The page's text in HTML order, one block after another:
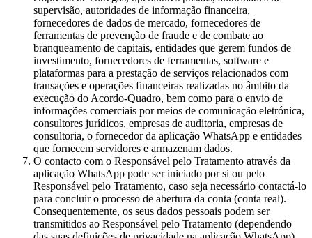
supervisão, autoridades de informação financeira,
fornecedores de dados de mercado, fornecedores de
ferramentas de prevenção de fraude e de combate ao
branqueamento de capitais, entidades que gerem fundos de
investimento, fornecedores de ferramentas, software e
plataformas para a prestação de serviços relacionados com
transações e operações financeiras realizadas no âmbito da
execução do Acordo-Quadro, bem como para o envio de
informações comerciais por meios de comunicação eletrónica,
consultores jurídicos, empresas de auditoria, empresas de
consultoria, o fornecedor da aplicação WhatsApp e entidades
que fornecem servidores e armazenam dados.
O contacto com o Responsável pelo Tratamento através da
aplicação WhatsApp pode ser iniciado por si ou pelo
Responsável pelo Tratamento, caso seja necessário contactá-lo
para concluir o processo de abertura da conta (conta real).
Consequentemente, os seus dados pessoais podem ser
transmitidos ao Responsável pelo Tratamento (dependendo